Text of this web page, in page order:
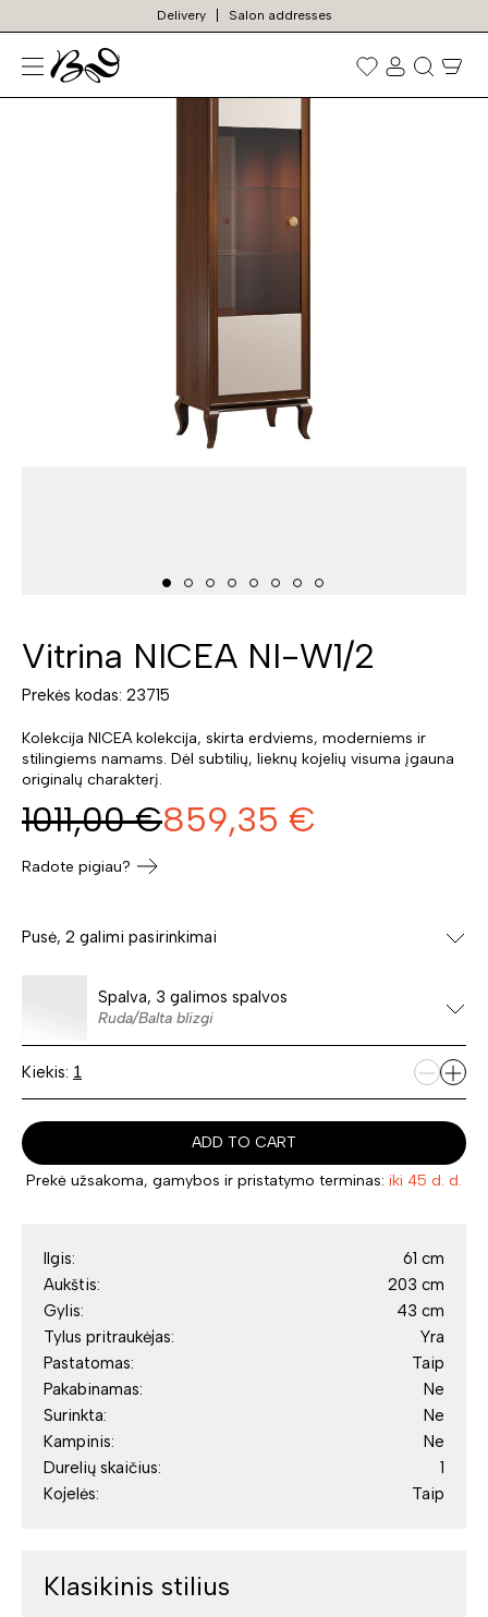
Delivery Salon addresses
Prekių
paieška
N
Vitrina NICEA NI-W1/2
Prekės kodas: 23715
Kolekcija NICEA kolekcija, skirta erdviems, moderniems ir
stilingiems namams. Dėl subtilių, lieknų kojelių visuma įgauna
originalų charakterį.
1011,00 €859,35 €
Radote pigiau?
Pusė, 2 galimi pasirinkimai
Spalva, 3 galimos spalvos
Ruda/Balta blizgi
Kiekis:
ADD TO CART
Prekė užsakoma, gamybos ir pristatymo terminas: iki 45 d. d.
Ilgis:
61 cm
Aukštis:
203 cm
Gylis:
43 cm
Tylus pritraukėjas:
Yra
Pastatomas:
Taip
Pakabinamas:
Ne
Surinkta:
Ne
Kampinis:
Ne
Durelių skaičius:
1
Kojelės:
Taip
Klasikinis stilius